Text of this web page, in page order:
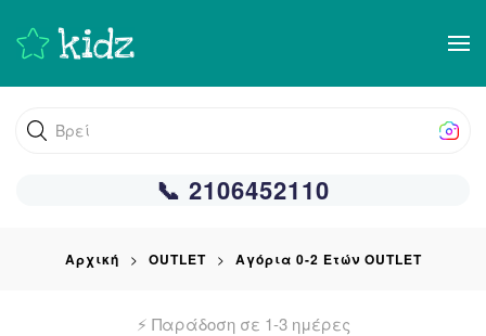
Skip
to
content
Βρείτε αυτό
📞 2106452110
Αρχική OUTLET Αγόρια 0-2 Ετών OUTLET
⚡ Παράδοση σε 1-3 ημέρες